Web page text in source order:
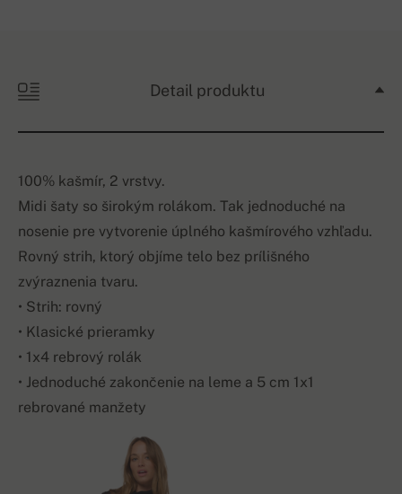
Detail produktu
100% kašmír, 2 vrstvy.
Midi šaty so širokým rolákom. Tak jednoduché na
nosenie pre vytvorenie úplného kašmírového vzhľadu.
Rovný strih, ktorý objíme telo bez prílišného
zvýraznenia tvaru.
• Strih: rovný
• Klasické prieramky
• 1x4 rebrový rolák
• Jednoduché zakončenie na leme a 5 cm 1x1
rebrované manžety